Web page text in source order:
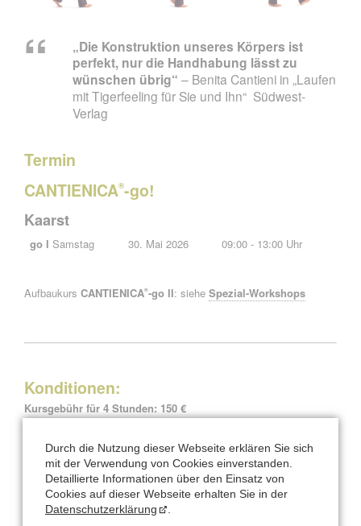
„Die Konstruktion unseres Körpers ist
perfekt, nur die Handhabung lässt zu
wünschen übrig“
Benita Cantieni in „Laufen
mit Tigerfeeling für Sie und Ihn“ Südwest-
Verlag
Termin
CANTIENICA®-go!
Kaarst
go I Samstag 30. Mai 2026 09:00 - 13:00 Uhr
Aufbaukurs CANTIENICA®-go II: siehe Spezial-Workshops
Konditionen:
Kursgebühr für 4 Stunden: 150 €
Voranmeldung erforderlich.
Kostenfreie Abmeldungen spätestens 1 Woche vorher.
Bei späterer Abmeldung ist die volle Kursgebühr zu entrichten.
Durch die Nutzung dieser Webseite erklären Sie sich
mit der Verwendung von Cookies einverstanden.
Detaillierte Informationen über den Einsatz von
Cookies auf dieser Webseite erhalten Sie in der
Datenschutzerklärung